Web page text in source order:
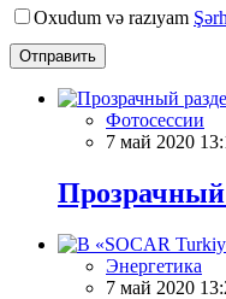
Oxudum və razıyam
Отправить
Фотосессии
7 май 2020
Прозрачный
Энергетика
7 май 2020